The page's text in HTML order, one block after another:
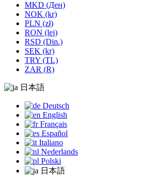
MKD (Ден)
NOK (kr)
PLN (zł)
RON (lei)
RSD (Din.)
SEK (kr)
TRY (TL)
ZAR (R)
日本語
Deutsch
English
Français
Español
Italiano
Nederlands
Polski
日本語